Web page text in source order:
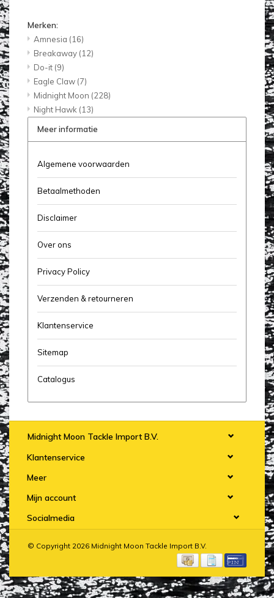
Merken:
Amnesia (16)
Breakaway (12)
Do-it (9)
Eagle Claw (7)
Midnight Moon (228)
Night Hawk (13)
Meer informatie
Algemene voorwaarden
Betaalmethoden
Disclaimer
Over ons
Privacy Policy
Verzenden & retourneren
Klantenservice
Sitemap
Catalogus
Midnight Moon Tackle Import B.V.
Klantenservice
Meer
Mijn account
Socialmedia
© Copyright 2026 Midnight Moon Tackle Import B.V.